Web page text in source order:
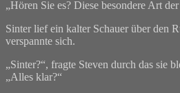
„Hören Sie es? Diese besondere Art
Sinter lief ein kalter Schauer über den
verspannte sich.
„Sinter?“, fragte Steven durch das sie
„Alles klar?“